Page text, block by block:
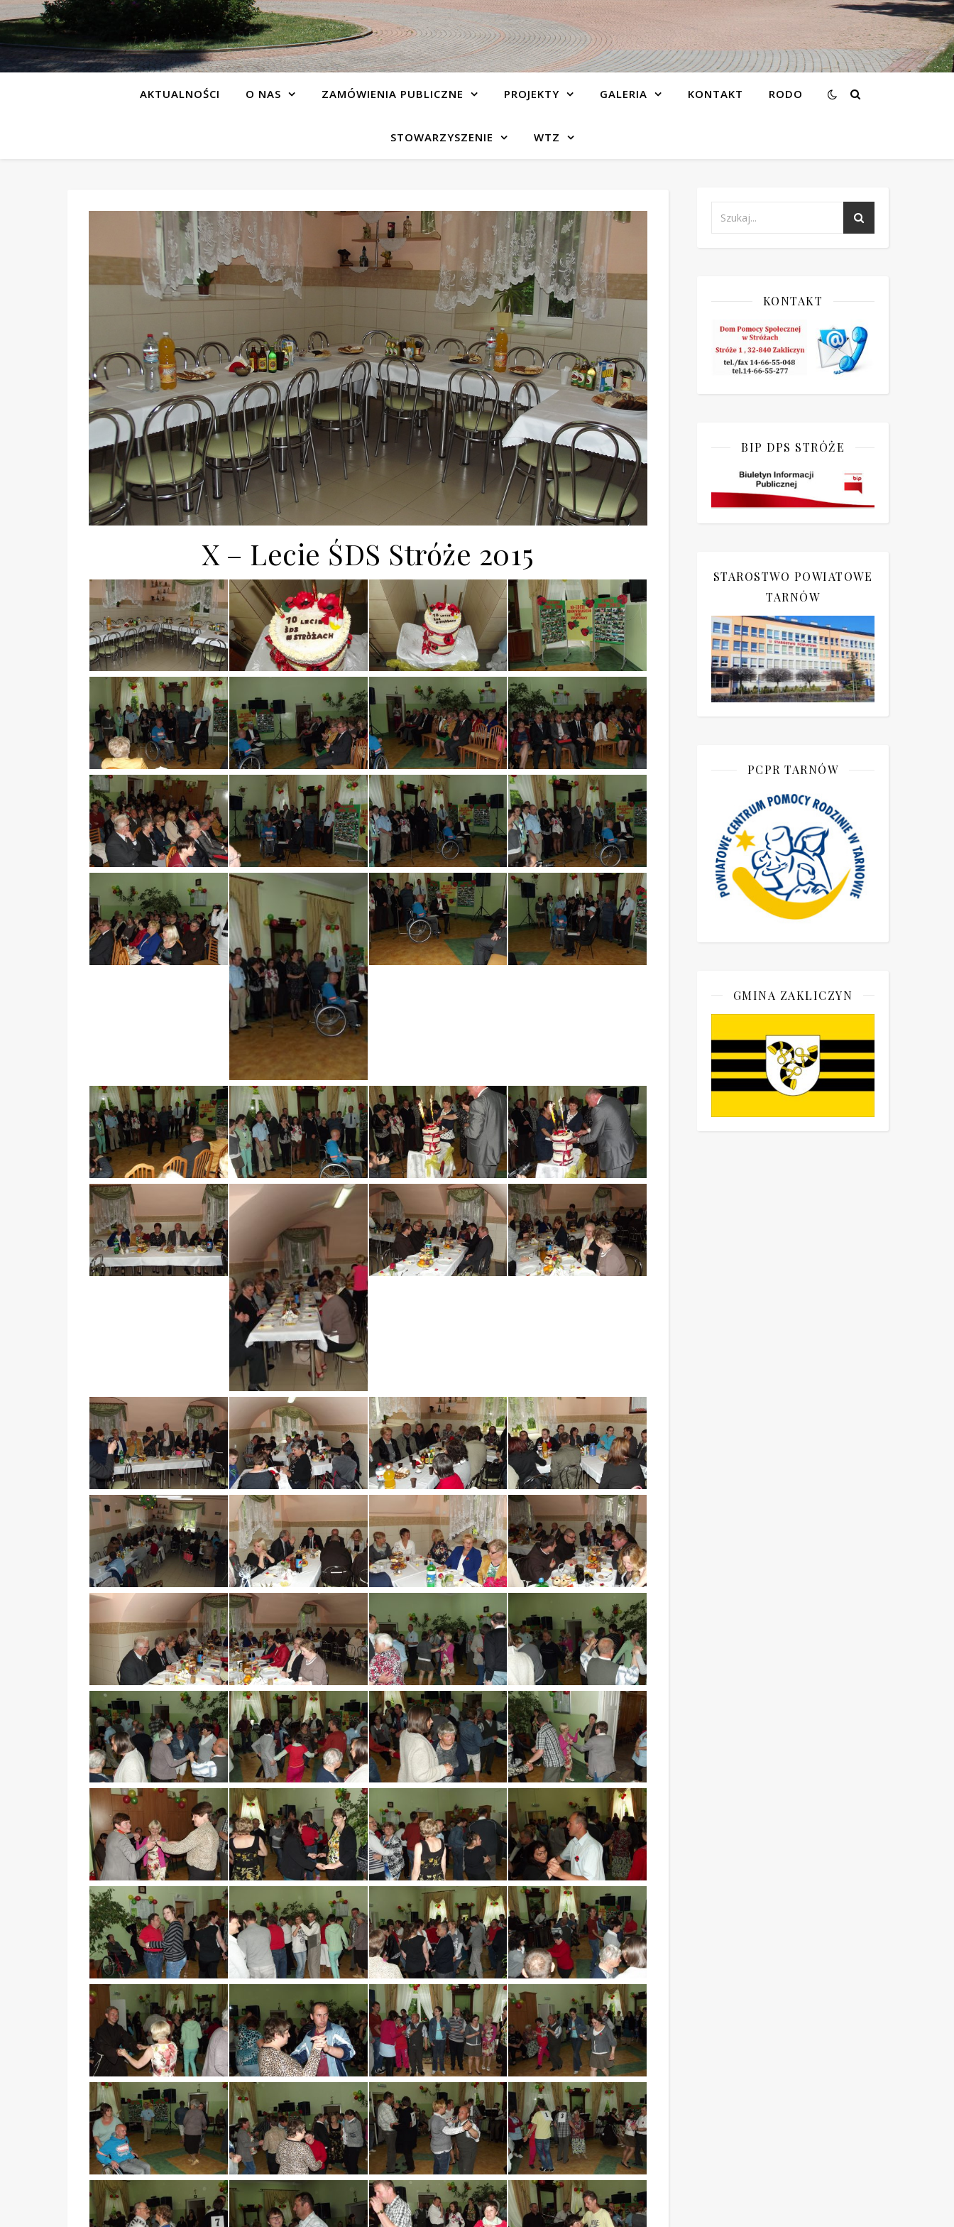
AKTUALNOŚCI O NAS ZAMÓWIENIA PUBLICZNE PROJEKTY GALERIA KONTAKT RODO
STOWARZYSZENIE WTZ
X – Lecie ŚDS Stróże 2015
KONTAKT
BIP DPS STRÓŻE
STAROSTWO POWIATOWE
TARNÓW
PCPR TARNÓW
GMINA ZAKLICZYN